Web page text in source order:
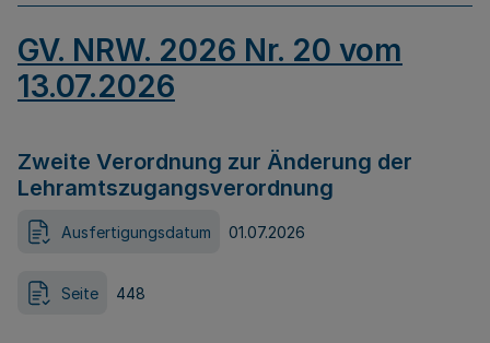
GV. NRW. 2026 Nr. 20 vom
13.07.2026
Zweite Verordnung zur Änderung der
Lehramtszugangsverordnung
Ausfertigungsdatum 01.07.2026
Seite 448